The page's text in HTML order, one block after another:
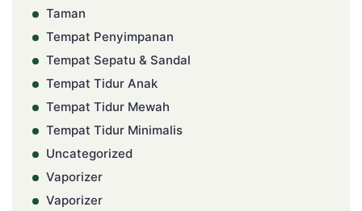
Taman
Tempat Penyimpanan
Tempat Sepatu & Sandal
Tempat Tidur Anak
Tempat Tidur Mewah
Tempat Tidur Minimalis
Uncategorized
Vaporizer
Vaporizer